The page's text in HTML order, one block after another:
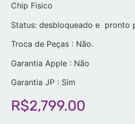
Chip Fisico
Status: desbloqueado e pronto
Troca de Peças : Não.
Garantia Apple : Não
Garantia JP : Sim
R$2,799.00